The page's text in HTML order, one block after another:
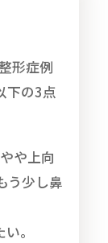
形症例
下の3点
や上向
う少し鼻
。